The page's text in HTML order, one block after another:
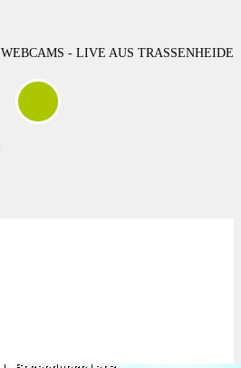
WEBCAMS - LIVE AUS TRASSENHEIDE